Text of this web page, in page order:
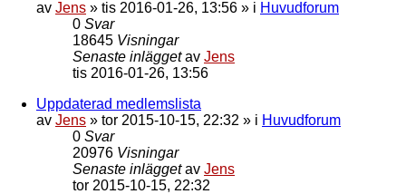
av Jens » tis 2016-01-26, 13:56 » i Huvudforum
0 Svar
18645 Visningar
Senaste inläggetav Jens
tis 2016-01-26, 13:56
Uppdaterad medlemslista
av Jens » tor 2015-10-15, 22:32 » i Huvudforum
0 Svar
20976 Visningar
Senaste inläggetav Jens
tor 2015-10-15, 22:32